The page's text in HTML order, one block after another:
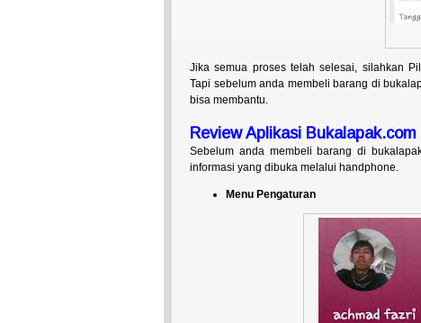
Jika semua proses telah selesai, silahkan
Tapi sebelum anda membeli barang di
bisa membantu.
Review Aplikasi Bukalapak.com
Sebelum anda membeli barang di
informasi yang dibuka melalui handphone.
Menu Pengaturan